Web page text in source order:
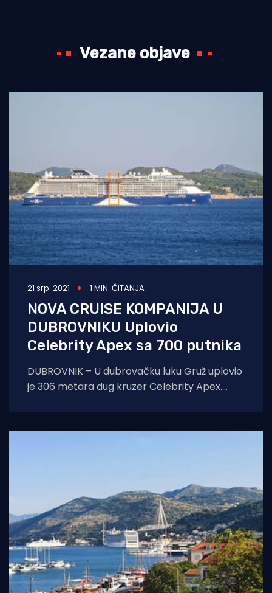
Vezane objave
21 srp. 2021 1 MIN. ČITANJA
NOVA CRUISE KOMPANIJA U
DUBROVNIKU Uplovio
Celebrity Apex sa 700 putnika
DUBROVNIK – U dubrovačku luku Gruž uplovio
je 306 metara dug kruzer Celebrity Apex.